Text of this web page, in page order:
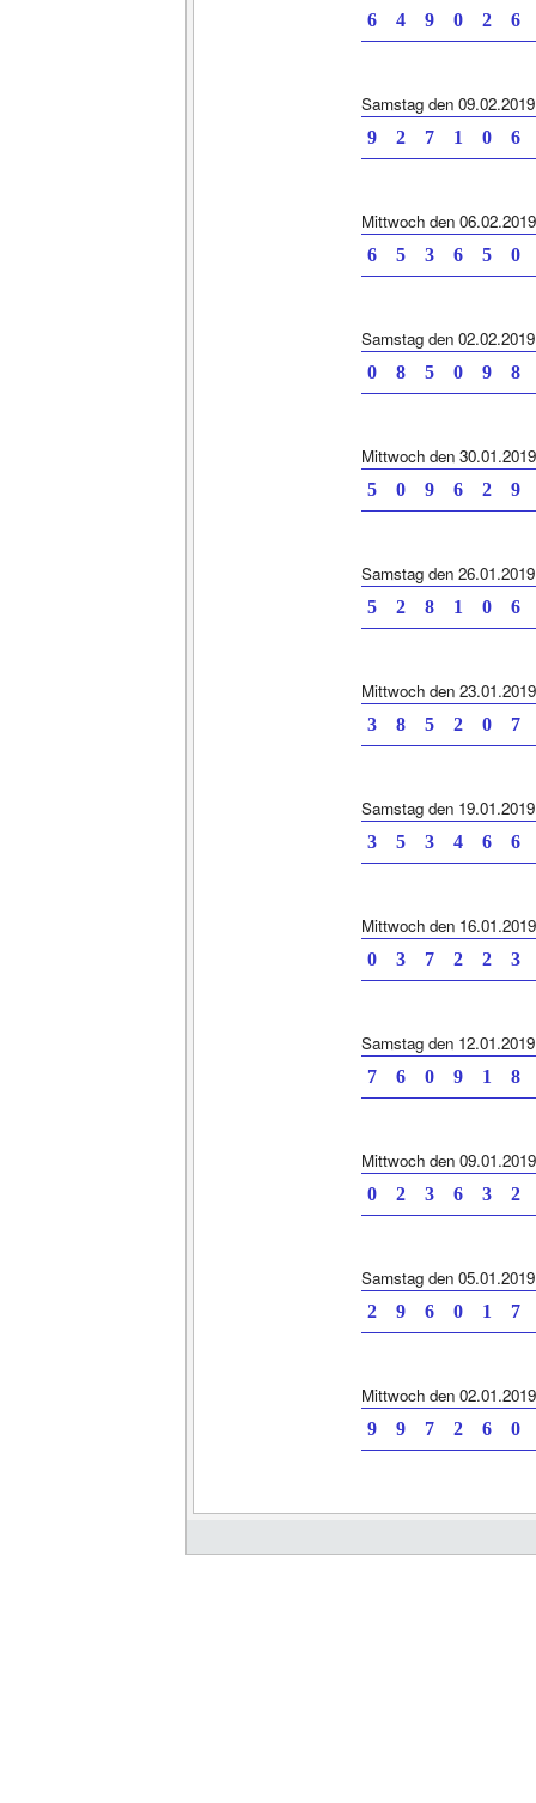
6 4 9 0 2 6
Samstag den 09.02.2019
9 2 7 1 0 6
Mittwoch den 06.02.2019
6 5 3 6 5 0
Samstag den 02.02.2019
0 8 5 0 9 8
Mittwoch den 30.01.2019
5 0 9 6 2 9
Samstag den 26.01.2019
5 2 8 1 0 6
Mittwoch den 23.01.2019
3 8 5 2 0 7
Samstag den 19.01.2019
3 5 3 4 6 6
Mittwoch den 16.01.2019
0 3 7 2 2 3
Samstag den 12.01.2019
7 6 0 9 1 8
Mittwoch den 09.01.2019
0 2 3 6 3 2
Samstag den 05.01.2019
2 9 6 0 1 7
Mittwoch den 02.01.2019
9 9 7 2 6 0